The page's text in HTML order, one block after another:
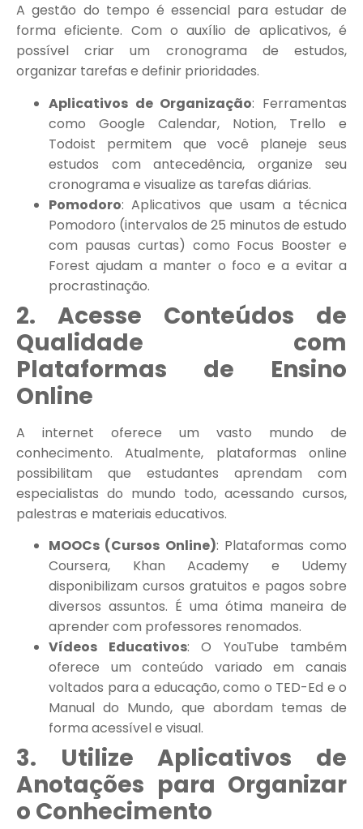
A gestão do tempo é essencial para estudar de
forma eficiente. Com o auxílio de aplicativos, é
possível criar um cronograma de estudos,
organizar tarefas e definir prioridades.
Aplicativos de Organização: Ferramentas
como Google Calendar, Notion, Trello e
Todoist permitem que você planeje seus
estudos com antecedência, organize seu
cronograma e visualize as tarefas diárias.
Pomodoro: Aplicativos que usam a técnica
Pomodoro (intervalos de 25 minutos de estudo
com pausas curtas) como Focus Booster e
Forest ajudam a manter o foco e a evitar a
procrastinação.
2. Acesse Conteúdos de
Qualidade com
Plataformas de Ensino
Online
A internet oferece um vasto mundo de
conhecimento. Atualmente, plataformas online
possibilitam que estudantes aprendam com
especialistas do mundo todo, acessando cursos,
palestras e materiais educativos.
MOOCs (Cursos Online): Plataformas como
Coursera, Khan Academy e Udemy
disponibilizam cursos gratuitos e pagos sobre
diversos assuntos. É uma ótima maneira de
aprender com professores renomados.
Vídeos Educativos: O YouTube também
oferece um conteúdo variado em canais
voltados para a educação, como o TED-Ed e o
Manual do Mundo, que abordam temas de
forma acessível e visual.
3. Utilize Aplicativos de
Anotações para Organizar
o Conhecimento